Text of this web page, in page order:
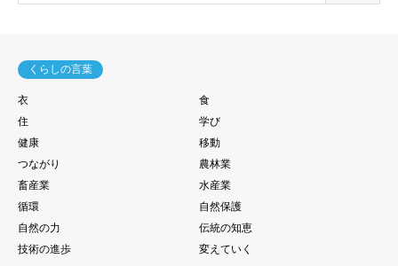
くらしの言葉
衣
食
住
学び
健康
移動
つながり
農林業
畜産業
水産業
循環
自然保護
自然の力
伝統の知恵
技術の進歩
変えていく